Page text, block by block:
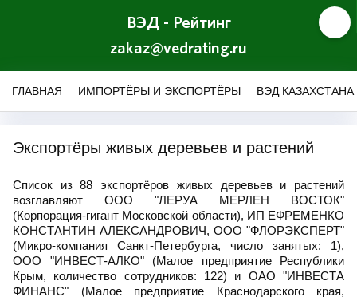
ВЭД - Рейтинг
zakaz@vedrating.ru
ГЛАВНАЯ ИМПОРТЁРЫ И ЭКСПОРТЁРЫ ВЭД КАЗАХСТАНА
Экспортёры живых деревьев и растений
Список из 88 экспортёров живых деревьев и растений
возглавляют ООО "ЛЕРУА МЕРЛЕН ВОСТОК"
(Корпорация-гигант Московской области), ИП ЕФРЕМЕНКО
КОНСТАНТИН АЛЕКСАНДРОВИЧ, ООО "ФЛОРЭКСПЕРТ"
(Микро-компания Санкт-Петербурга, число занятых: 1),
ООО "ИНВЕСТ-АЛКО" (Малое предприятие Республики
Крым, количество сотрудников: 122) и ОАО "ИНВЕСТА
ФИНАНС" (Малое предприятие Краснодарского края,